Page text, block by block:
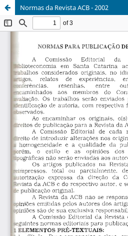
Normas da Revista ACB - 2002